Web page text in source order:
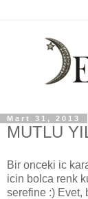
Mart 31, 2013
MUTLU
Bir onceki ic
icin bolca renk
serefine :) Evet,